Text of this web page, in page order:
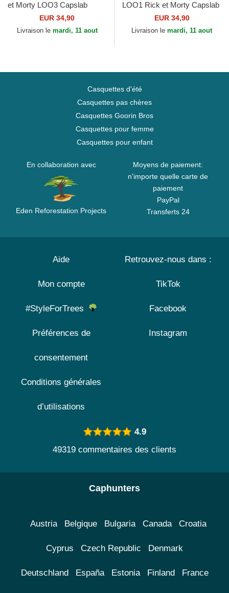
et Morty LOO3 Capslab
EUR 34,90
Livraison le mardi, 11 aout
LOO1 Rick et Morty Capslab
EUR 34,90
Livraison le mardi, 11 aout
Casquettes d'été
Casquettes pas chères
Casquettes Goorin Bros
Casquettes pour femme
Casquettes pour enfant
En collaboration avec
Eden Reforestation Projects
Moyens de paiement:
n'importe quelle carte de
paiement
PayPal
Transferts 24
Aide
Mon compte
#StyleForTrees
Préférences de
consentement
Conditions générales
d’utilisations
Retrouvez-nous dans :
TikTok
Facebook
Instagram
4.9
49319 commentaires des clients
Caphunters
Austria Belgique Bulgaria Canada Croatia
Cyprus Czech Republic Denmark
Deutschland España Estonia Finland France